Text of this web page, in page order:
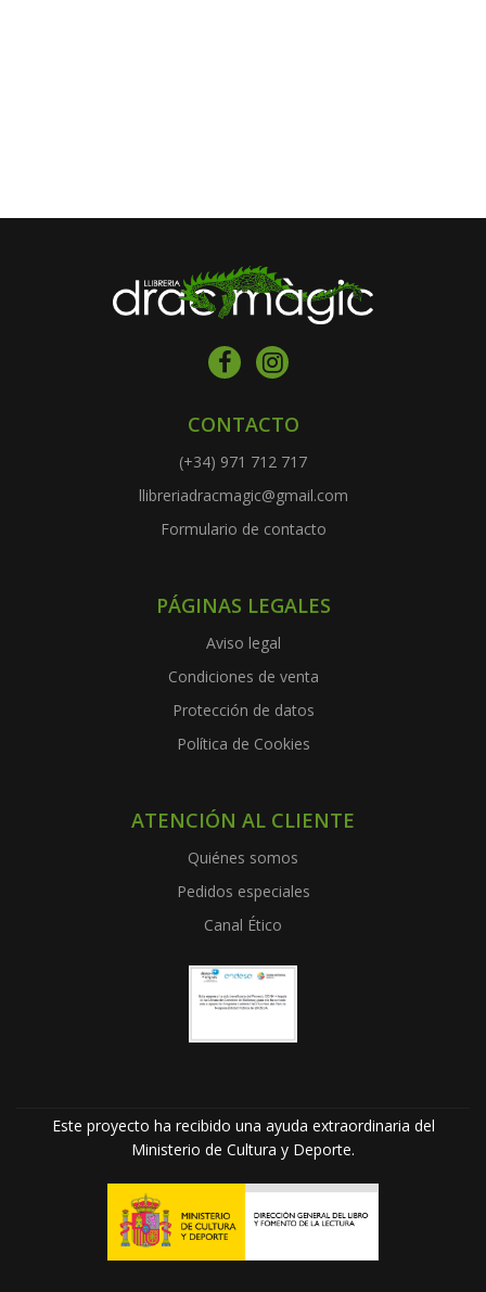
CONTACTO
(+34) 971 712 717
llibreriadracmagic@gmail.com
Formulario de contacto
PÁGINAS LEGALES
Aviso legal
Condiciones de venta
Protección de datos
Política de Cookies
ATENCIÓN AL CLIENTE
Quiénes somos
Pedidos especiales
Canal Ético
Este proyecto ha recibido una ayuda extraordinaria del
Ministerio de Cultura y Deporte.